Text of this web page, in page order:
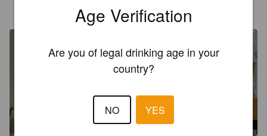
@ BiérocratieAge Verification
Are you of legal drinking age in your
country?
NO YES